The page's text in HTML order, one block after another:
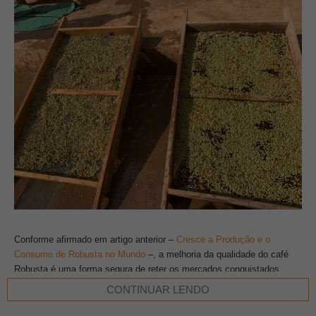
Conforme afirmado em artigo anterior – Cresce a Produção e o
Consumo de Robusta no Mundo –, a melhoria da qualidade do café
Robusta é uma forma segura de reter os mercados conquistados
durante a pandemia e abrir outros. O artigo acrescentou que existem
muitas maneiras de melhorar a qualidade do café Robusta, mas
CONTINUAR LENDO